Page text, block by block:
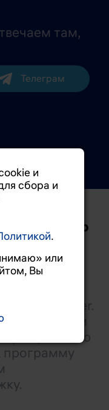
там,
Телеграм
на
SURE Filter.
предлагаем
программу
и
сбора и
.
или
Вы